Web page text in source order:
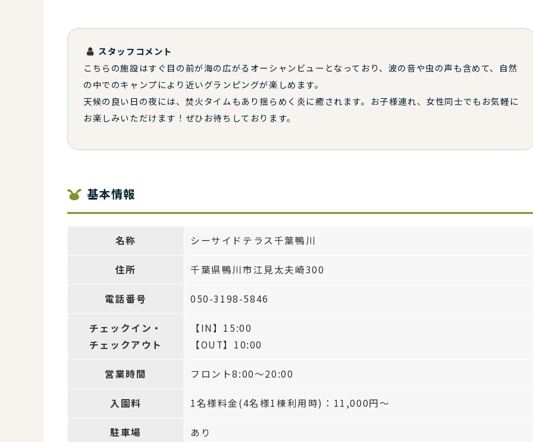
スタッフコメント
こちらの施設はすぐ目の前が海の広がるオーシャンビューとなっており、波の音や虫の声も含めて、自然
の中でのキャンプにより近いグランピングが楽しめます。
天候の良い日の夜には、焚火タイムもあり揺らめく炎に癒されます。お子様連れ、女性同士でもお気軽に
お楽しみいただけます！ぜひお待ちしております。
基本情報
名称 シーサイドテラス千葉鴨川
住所 千葉県鴨川市江見太夫崎300
電話番号 050-3198-5846
チェックイン・
チェックアウト
【IN】15:00
【OUT】10:00
営業時間 フロント8:00～20:00
入園料 1名様料金(4名様1棟利用時)：11,000円～
駐車場 あり